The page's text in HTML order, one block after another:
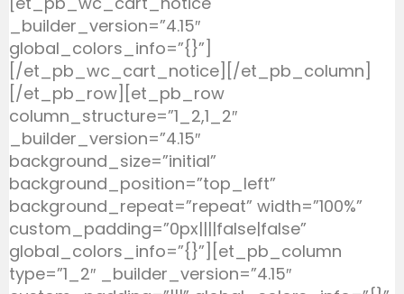
_builder_version=”4.15″
global_colors_info=”{}”]
[/et_pb_wc_cart_notice][/et_pb_column]
[/et_pb_row][et_pb_row
column_structure=”1_2,1_2″
_builder_version=”4.15″
background_size=”initial”
background_position=”top_left”
background_repeat=”repeat” width=”100%”
custom_padding=”0px||||false|false”
global_colors_info=”{}”][et_pb_column
type=”1_2″ _builder_version=”4.15″